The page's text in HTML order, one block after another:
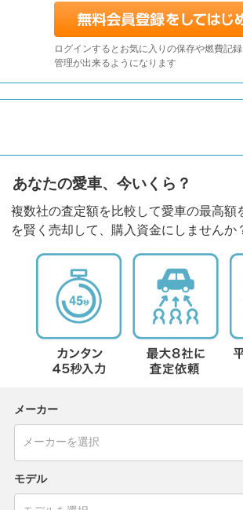
ログインするとお気に入りの保存や燃費記
管理が出来るようになります
あなたの愛車、今いくら？
複数社の査定額を比較して愛車の最高額
を賢く売却して、購入資金にしませんか
メーカー
モデル